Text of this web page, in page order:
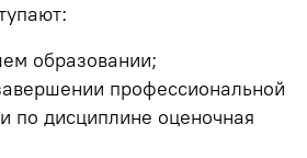
образовании;
профессиональной
по дисциплине оценочная